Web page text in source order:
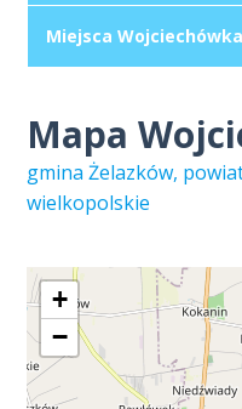
Miejsca Wojciechówka
Mapa
gmina Żelazków,
wielkopolskie
+
−